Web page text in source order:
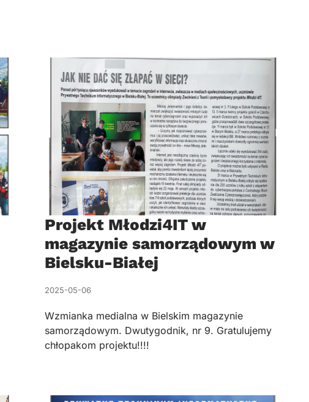
Projekt Młodzi4IT w
magazynie samorządowym w
Bielsku-Białej
2025-05-06
Wzmianka medialna w Bielskim magazynie
samorządowym. Dwutygodnik, nr 9. Gratulujemy
chłopakom projektu!!!!